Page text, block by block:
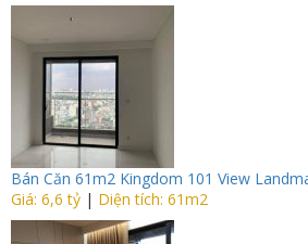
Bán Căn 61m2 Kingdom 101 View
Giá: 6,6 tỷ | Diện tích: 61m2